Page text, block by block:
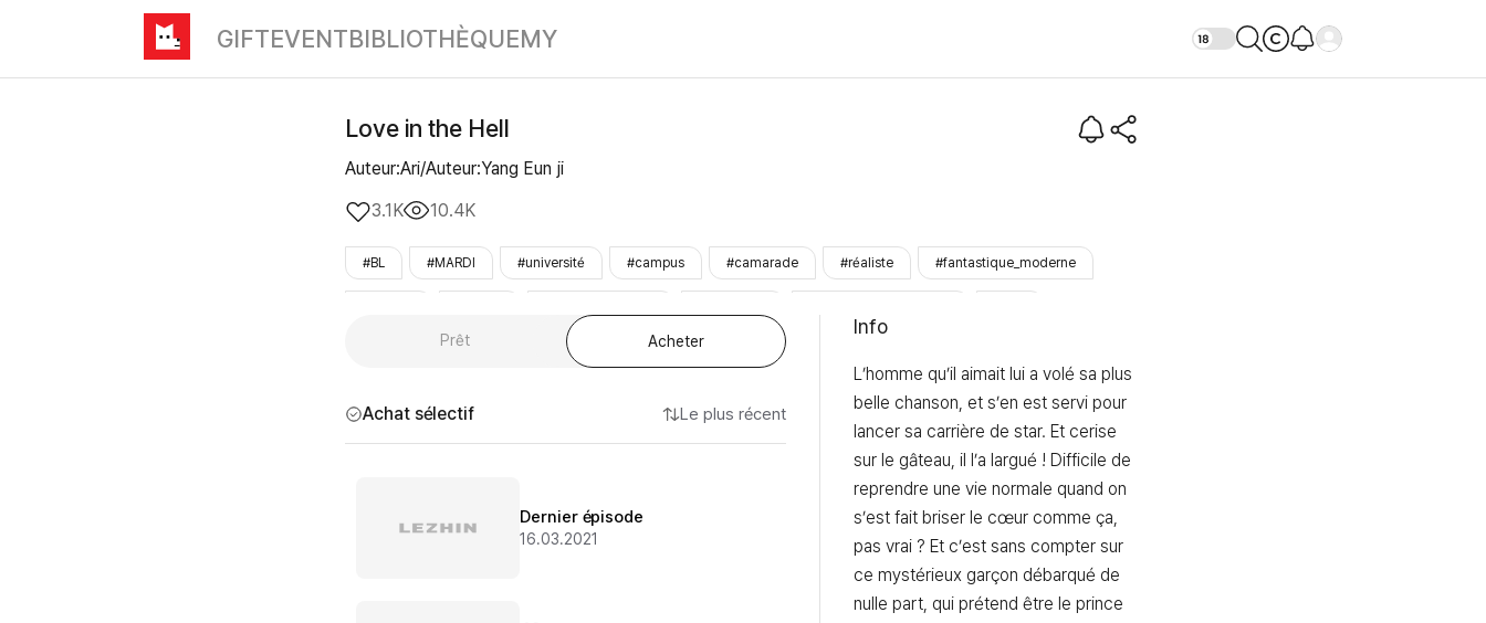
GIFTEVENTBIBLIOTHÈQUEMY
Love in the Hell
Auteur:Ari/Auteur:Yang Eun ji
3.1K
10.4K
#BL #MARDI #université #campus #camarade #réaliste #fantastique_moderne
Prêt Acheter
Achat sélectif Le plus récent
Dernier épisode
16.03.2021
Info
L’homme qu’il aimait lui a volé sa plus
belle chanson, et s’en est servi pour
lancer sa carrière de star. Et cerise
sur le gâteau, il l’a largué ! Difficile de
reprendre une vie normale quand on
s’est fait briser le cœur comme ça,
pas vrai ? Et c’est sans compter sur
ce mystérieux garçon débarqué de
nulle part, qui prétend être le prince